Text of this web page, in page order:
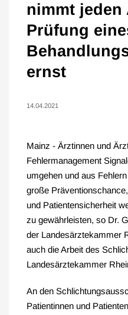
nimmt jeden
Prüfung
ernst
14.04.2021
Mainz - Ärztinnen und
Fehlermanagement
umgehen und aus
große
und Patientensicherheit
zu gewährleisten, so Dr.
der Landesärztekammer
auch die Arbeit des
Landesärztekammer
An den
Patientinnen und